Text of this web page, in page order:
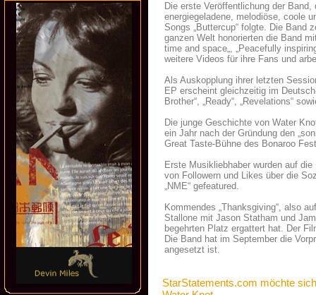
Die erste Veröffentlichung der
energiegeladene, melodiöse, coole
Songs „Buttercup“ folgte. Die Band
ganzen Welt honorierten die Band
time and space„, „Peacefully
weitere Videos für ihre Fans und
Als Auskopplung ihrer letzten
EP erscheint gleichzeitig im
Brother“, „Ready“, „Revelations“
Die junge Geschichte von Water
ein Jahr nach der Gründung den
Great Taste-Bühne des Bonaroo
Erste Musikliebhaber wurden auf
von Followern und Likes über die
„NME“ gefeatured.
Kommendes „Thanksgiving“, also
Stallone mit Jason Statham und
begehrten Platz ergattert hat. Der
Die Band hat im September die
angesetzt ist.
StarStatements.com möchte